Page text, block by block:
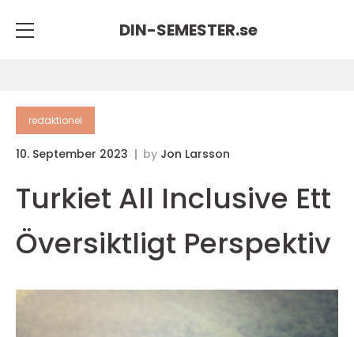
DIN-SEMESTER.se
redaktionel
10. September 2023 by Jon Larsson
Turkiet All Inclusive Ett
Översiktligt Perspektiv